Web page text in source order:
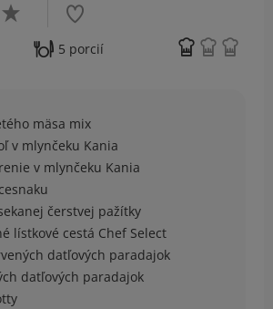
5 porcií
mäsa mix
v mlynčeku Kania
v mlynčeku Kania
čerstvej pažítky
lístkové cestá Chef Select
datľových paradajok
datľových paradajok